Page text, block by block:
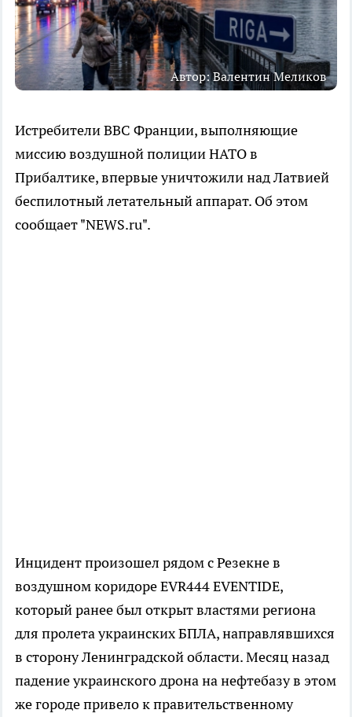
Автор: Валентин Меликов
Истребители ВВС Франции, выполняющие
миссию воздушной полиции НАТО в
Прибалтике, впервые уничтожили над Латвией
беспилотный летательный аппарат. Об этом
сообщает "NEWS.ru".
Инцидент произошел рядом с Резекне в
воздушном коридоре EVR444 EVENTIDE,
который ранее был открыт властями региона
для пролета украинских БПЛА, направлявшихся
в сторону Ленинградской области. Месяц назад
падение украинского дрона на нефтебазу в этом
же городе привело к правительственному